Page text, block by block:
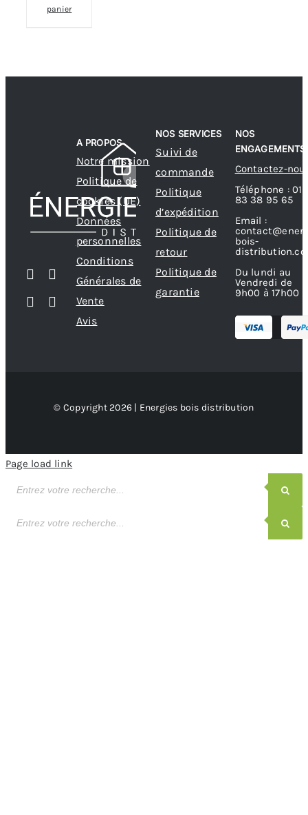
panier
A PROPOS
Notre mission
Politique de
cookies (UE)
Données
personnelles
Conditions
Générales de
Vente
Avis
NOS SERVICES
Suivi de
commande
Politique
d’expédition
Politique de
retour
Politique de
garantie
NOS
ENGAGEMENTS
Contactez-
Téléphone : 01
83 38 95 65
Email :
bois-
Du lundi au
Vendredi de
9h00 à 17h00
© Copyright 2026 | Energies bois distribution
Page load link
de
de